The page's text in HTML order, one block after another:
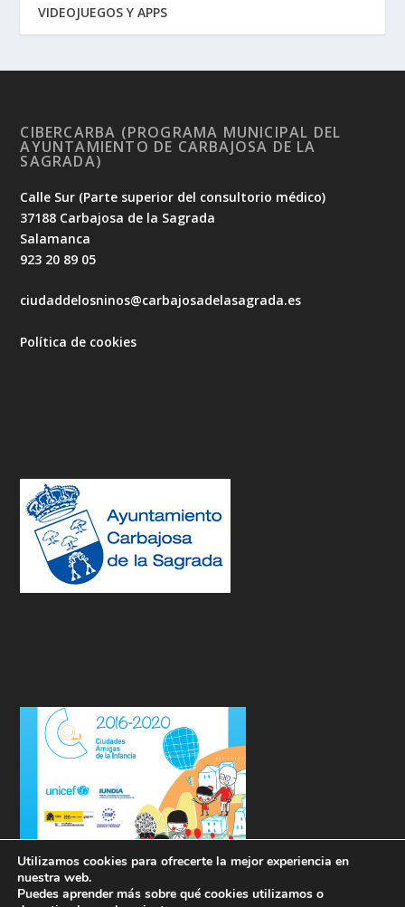
VIDEOJUEGOS Y APPS
CIBERCARBA (PROGRAMA MUNICIPAL DEL
AYUNTAMIENTO DE CARBAJOSA DE LA
SAGRADA)
Calle Sur (Parte superior del consultorio médico)
37188 Carbajosa de la Sagrada
Salamanca
923 20 89 05
ciudaddelosninos@carbajosadelasagrada.es
Política de cookies
Utilizamos cookies para ofrecerte la mejor experiencia en
nuestra web.
Puedes aprender más sobre qué cookies utilizamos o